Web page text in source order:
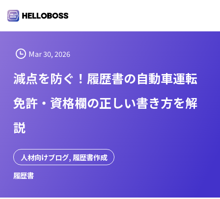
i
Mar 30, 2026
減点を防ぐ！履歴書の自動車運転
免許・資格欄の正しい書き方を解
説
人材向けブログ, 履歴書作成
履歴書